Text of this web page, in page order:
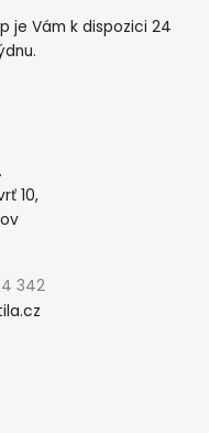
je Vám k dispozici 24
10,
342